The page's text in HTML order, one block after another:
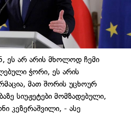
ეს არ არის მხოლოდ ჩემი
ჭორი, ეს არის
მათ შორის უცხოურ
სიუჟეტები მომზადებული,
კეზერაშვილი, - ასე